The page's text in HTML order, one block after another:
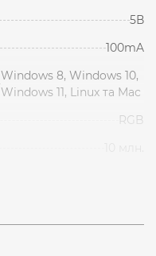
5В
100mA
Windows 8, Windows 10,
Windows 11, Linux та Mac
RGB